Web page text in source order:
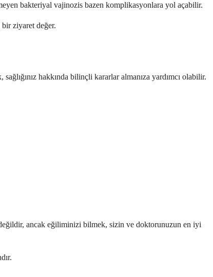
bakteriyal vajinozis bazen komplikasyonlara yol açabilir.
ziyaret değer.
hakkında bilinçli kararlar almanıza yardımcı olabilir.
ancak eğiliminizi bilmek, sizin ve doktorunuzun en iyi